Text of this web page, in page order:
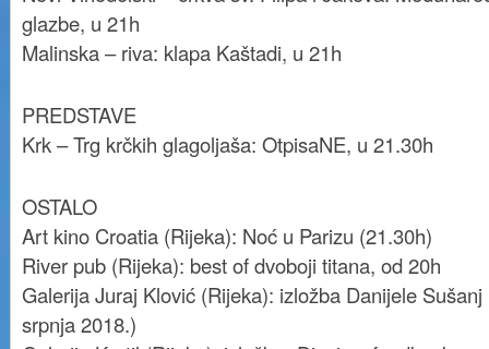
glazbe, u 21h
Malinska – riva: klapa Kaštadi, u 21h
PREDSTAVE
Krk – Trg krčkih glagoljaša: OtpisaNE, u 21.30h
OSTALO
Art kino Croatia (Rijeka): Noć u Parizu (21.30h)
River pub (Rijeka): best of dvoboji titana, od 20h
Galerija Juraj Klović (Rijeka): izložba Danijele
srpnja 2018.)